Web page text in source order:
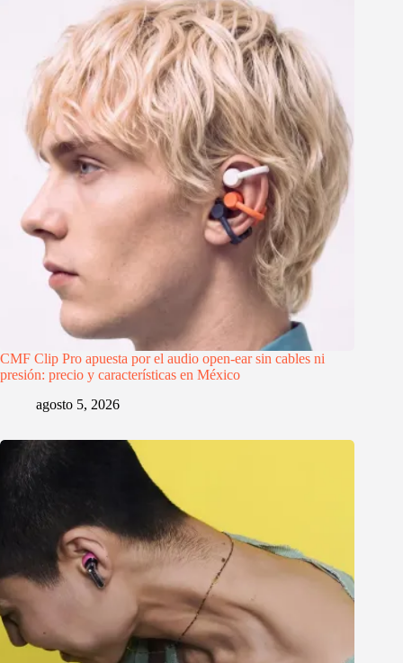
CMF Clip Pro apuesta por el audio open-ear sin cables ni
presión: precio y características en México
agosto 5, 2026